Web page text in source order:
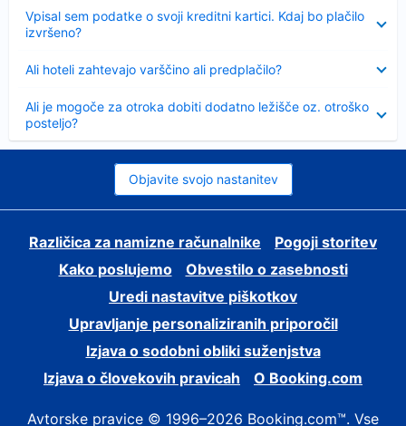
Vpisal sem podatke o svoji kreditni kartici. Kdaj bo plačilo
izvršeno?
Ali hoteli zahtevajo varščino ali predplačilo?
Ali je mogoče za otroka dobiti dodatno ležišče oz. otroško
posteljo?
Objavite svojo nastanitev
Različica za namizne računalnike
Pogoji storitev
Kako poslujemo
Obvestilo o zasebnosti
Uredi nastavitve piškotkov
Upravljanje personaliziranih priporočil
Izjava o sodobni obliki suženjstva
Izjava o človekovih pravicah
O Booking.com
Avtorske pravice © 1996–2026 Booking.com™. Vse